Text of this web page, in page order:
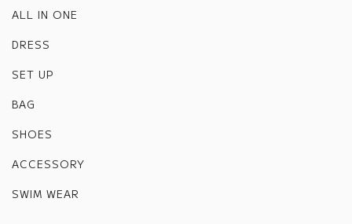
ALL IN ONE
DRESS
SET UP
BAG
SHOES
ACCESSORY
SWIM WEAR